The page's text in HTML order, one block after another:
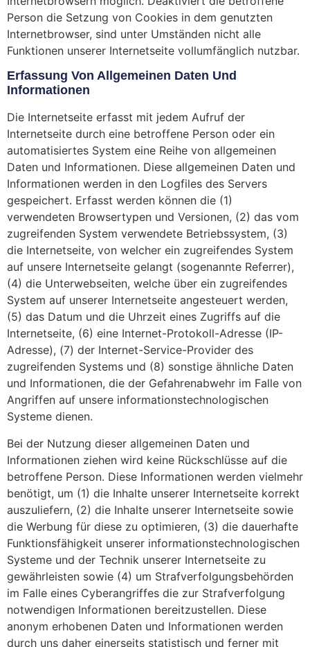
Person die Setzung von Cookies in dem genutzten
Internetbrowser, sind unter Umständen nicht alle
Funktionen unserer Internetseite vollumfänglich nutzbar.
Erfassung Von Allgemeinen Daten Und
Informationen
Die Internetseite erfasst mit jedem Aufruf der
Internetseite durch eine betroffene Person oder ein
automatisiertes System eine Reihe von allgemeinen
Daten und Informationen. Diese allgemeinen Daten und
Informationen werden in den Logfiles des Servers
gespeichert. Erfasst werden können die (1)
verwendeten Browsertypen und Versionen, (2) das vom
zugreifenden System verwendete Betriebssystem, (3)
die Internetseite, von welcher ein zugreifendes System
auf unsere Internetseite gelangt (sogenannte Referrer),
(4) die Unterwebseiten, welche über ein zugreifendes
System auf unserer Internetseite angesteuert werden,
(5) das Datum und die Uhrzeit eines Zugriffs auf die
Internetseite, (6) eine Internet-Protokoll-Adresse (IP-
Adresse), (7) der Internet-Service-Provider des
zugreifenden Systems und (8) sonstige ähnliche Daten
und Informationen, die der Gefahrenabwehr im Falle von
Angriffen auf unsere informationstechnologischen
Systeme dienen.
Bei der Nutzung dieser allgemeinen Daten und
Informationen ziehen wird keine Rückschlüsse auf die
betroffene Person. Diese Informationen werden vielmehr
benötigt, um (1) die Inhalte unserer Internetseite korrekt
auszuliefern, (2) die Inhalte unserer Internetseite sowie
die Werbung für diese zu optimieren, (3) die dauerhafte
Funktionsfähigkeit unserer informationstechnologischen
Systeme und der Technik unserer Internetseite zu
gewährleisten sowie (4) um Strafverfolgungsbehörden
im Falle eines Cyberangriffes die zur Strafverfolgung
notwendigen Informationen bereitzustellen. Diese
anonym erhobenen Daten und Informationen werden
durch uns daher einerseits statistisch und ferner mit